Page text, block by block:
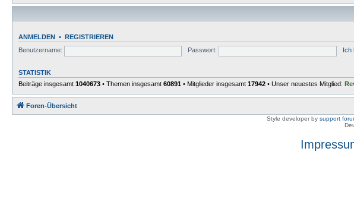
ANMELDEN • REGISTRIEREN
Benutzername:
Passwort:
STATISTIK
Beiträge insgesamt 1040673 • Themen insgesamt 60891 • Mitglieder insgesamt 17942 • Unser neuestes Mitglied:
Foren-Übersicht
Style developer by support